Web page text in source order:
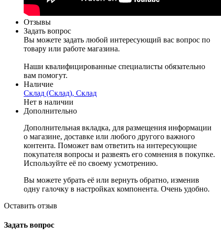
Отзывы
Задать вопрос
Вы можете задать любой интересующий вас вопрос по
товару или работе магазина.
Наши квалифицированные специалисты обязательно
вам помогут.
Наличие
Склад (Склад), Склад
Нет в наличии
Дополнительно
Дополнительная вкладка, для размещения информации
о магазине, доставке или любого другого важного
контента. Поможет вам ответить на интересующие
покупателя вопросы и развеять его сомнения в покупке.
Используйте её по своему усмотрению.
Вы можете убрать её или вернуть обратно, изменив
одну галочку в настройках компонента. Очень удобно.
Оставить отзыв
Задать вопрос